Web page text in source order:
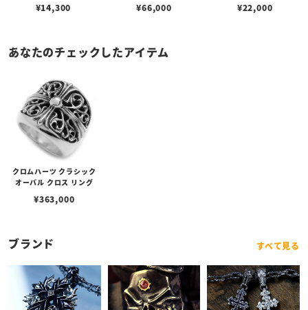
¥14,300 ¥66,000 ¥22,000
あなたのチェックしたアイテム
クロムハーツ クラシック
オーバル クロス リング
¥363,000
ブランド すべて見る